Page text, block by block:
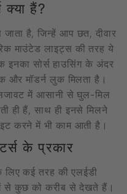
क्या हैं?
है, जिन्हें आप छत, दीवार
माउंटेड लाइट्स की तरह ये
इनका सोर्स हाउसिंग के अंदर
और मॉडर्न लुक मिलता है।
में आसानी से घुल-मिल
ही हैं, साथ ही इनसे मिलने
करने में भी काम आती है।
के प्रकार
कई तरह की एलईडी
से कुछ को करीब से देखते हैं।